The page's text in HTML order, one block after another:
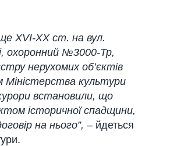
XVI-XX ст. на вул.
охоронний №3000-Тр,
нерухомих об’єктів
Міністерства культури
встановили, що
історичної спадщини,
на нього”, –йдеться